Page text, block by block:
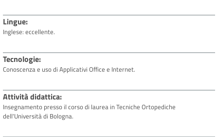
Lingue
Inglese: eccellente.
Tecnologie
Conoscenza e uso di Applicativi Office e Internet.
Attività didattica
Insegnamento presso il corso di laurea in Tecniche Ortopediche
dell'Università di Bologna.